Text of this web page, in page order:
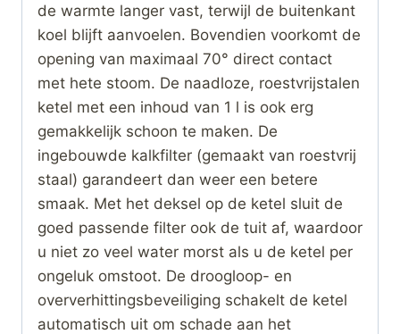
de warmte langer vast, terwijl de buitenkant
koel blijft aanvoelen. Bovendien voorkomt de
opening van maximaal 70° direct contact
met hete stoom. De naadloze, roestvrijstalen
ketel met een inhoud van 1 l is ook erg
gemakkelijk schoon te maken. De
ingebouwde kalkfilter (gemaakt van roestvrij
staal) garandeert dan weer een betere
smaak. Met het deksel op de ketel sluit de
goed passende filter ook de tuit af, waardoor
u niet zo veel water morst als u de ketel per
ongeluk omstoot. De droogloop- en
oververhittingsbeveiliging schakelt de ketel
automatisch uit om schade aan het